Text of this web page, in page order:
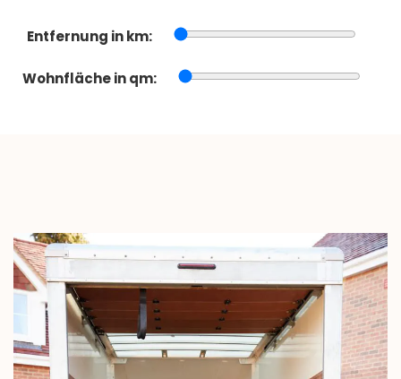
Entfernung in km:
Wohnfläche in qm: